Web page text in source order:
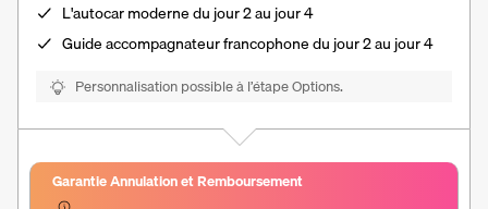
L'autocar moderne du jour 2 au jour 4
Guide accompagnateur francophone du jour 2 au jour 4
Personnalisation possible à l’étape Options.
Garantie Annulation et Remboursement